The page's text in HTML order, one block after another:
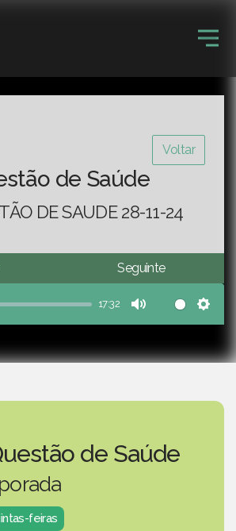
Voltar
de Saúde
DE SAUDE 28-11-24
Seguinte
17:32
Mute
de Saúde
feiras